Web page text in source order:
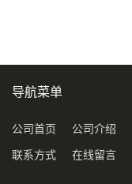
导航菜单
公司首页 公司介绍
联系方式 在线留言